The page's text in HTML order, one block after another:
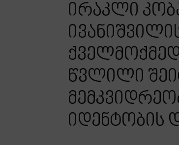
ირაკლი
წვლილი
იდენტობის